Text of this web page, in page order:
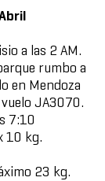
a las 2 AM.
rumbo a
en Mendoza
JA3070.
7:10
10 kg.
23 kg.